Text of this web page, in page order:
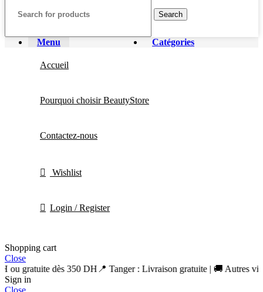
Search
Menu Catégories
Accueil
Pourquoi choisir BeautyStore
Contactez-nous
Wishlist
Login / Register
Shopping cart
Close
ou gratuite dès 350 DH📍 Tanger : Livraison gratuite | 🚚 Autres
Sign in
Close